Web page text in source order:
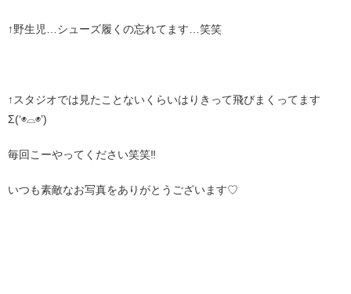
↑野生児…シューズ履くの忘れてます…笑笑
↑スタジオでは見たことないくらいはりきって飛びまくってます
Σ(‘◉⌓◉’)
毎回こーやってください笑笑‼︎
いつも素敵なお写真をありがとうございます♡